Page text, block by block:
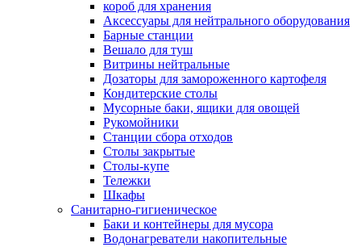
короб для хранения
Аксессуары для нейтрального оборудования
Барные станции
Вешало для туш
Витрины нейтральные
Дозаторы для замороженного картофеля
Кондитерские столы
Мусорные баки, ящики для овощей
Рукомойники
Станции сбора отходов
Столы закрытые
Столы-купе
Тележки
Шкафы
Санитарно-гигиеническое
Баки и контейнеры для мусора
Водонагреватели накопительные